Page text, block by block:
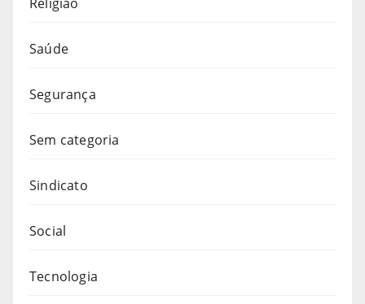
Saúde
Segurança
Sem categoria
Sindicato
Social
Tecnologia